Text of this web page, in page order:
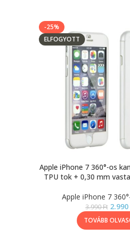
-25%
ELFOGYOTT
Apple iPhone 7 360°-os
TPU tok + 0,30 mm
Apple iPhone 7
3.990Ft 2.990
TOVÁBB